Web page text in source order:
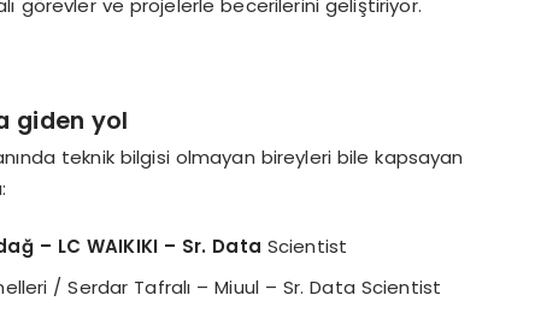
görevler ve projelerle becerilerini geliştiriyor.
giden yol
teknik bilgisi olmayan bireyleri bile kapsayan
– LC WAIKIKI – Sr. Data Scientist
/ Serdar Tafralı – Miuul – Sr. Data Scientist